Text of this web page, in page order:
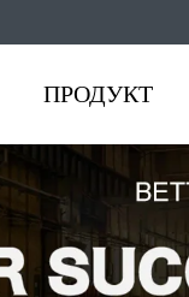
ПРОДУКТ